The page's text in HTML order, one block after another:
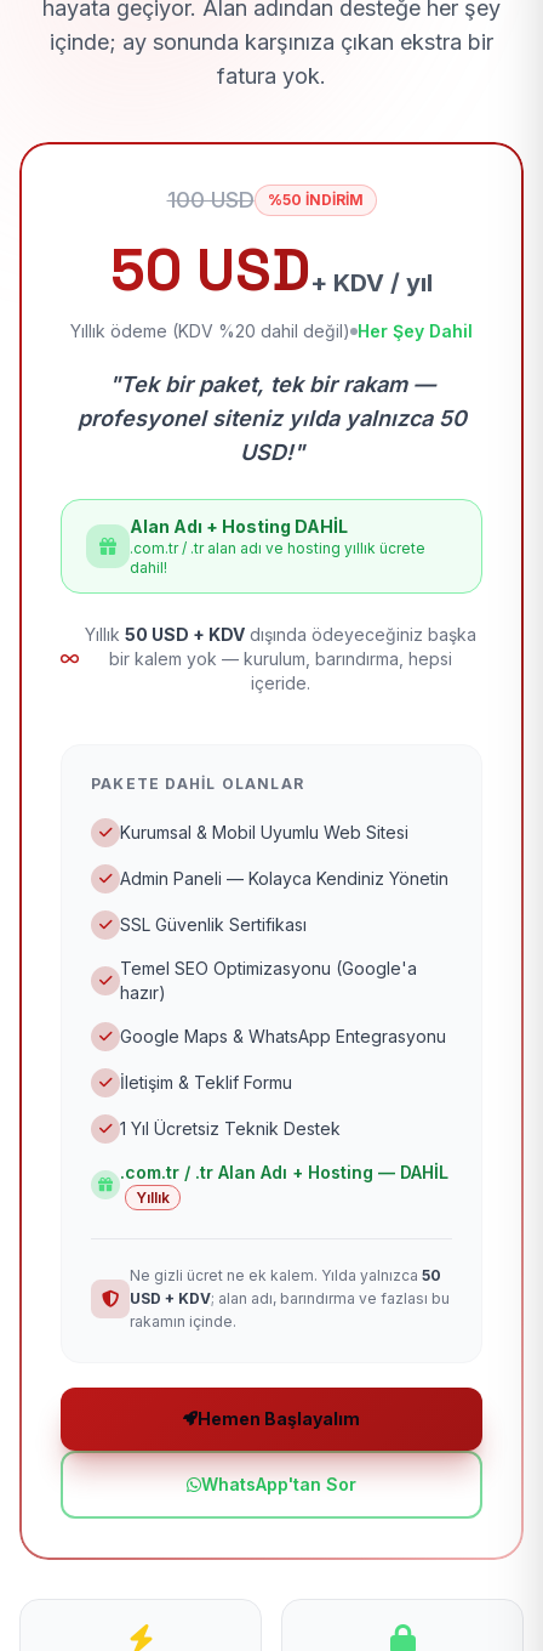
hayata geçiyor. Alan adından desteğe her şey
içinde; ay sonunda karşınıza çıkan ekstra bir
fatura yok.
100 USD %50 İNDİRİM
50 USD+ KDV / yıl
Yıllık ödeme (KDV %20 dahil değil) Her Şey Dahil
"Tek bir paket, tek bir rakam —
profesyonel siteniz yılda yalnızca 50
USD!"
Alan Adı + Hosting DAHİL
.com.tr / .tr alan adı ve hosting yıllık ücrete
dahil!
Yıllık 50 USD + KDV dışında ödeyeceğiniz başka
bir kalem yok — kurulum, barındırma, hepsi
içeride.
PAKETE DAHIL OLANLAR
Kurumsal & Mobil Uyumlu Web Sitesi
Admin Paneli — Kolayca Kendiniz Yönetin
SSL Güvenlik Sertifikası
Temel SEO Optimizasyonu (Google'a
hazır)
Google Maps & WhatsApp Entegrasyonu
İletişim & Teklif Formu
1 Yıl Ücretsiz Teknik Destek
.com.tr / .tr Alan Adı + Hosting — DAHİL
Yıllık
Ne gizli ücret ne ek kalem. Yılda yalnızca 50
USD + KDV; alan adı, barındırma ve fazlası bu
rakamın içinde.
Hemen Başlayalım
WhatsApp'tan Sor